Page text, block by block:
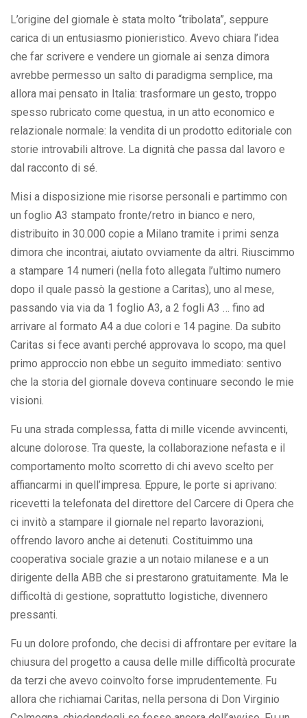
L’origine del giornale è stata molto “tribolata”, seppure
carica di un entusiasmo pionieristico. Avevo chiara l’idea
che far scrivere e vendere un giornale ai senza dimora
avrebbe permesso un salto di paradigma semplice, ma
allora mai pensato in Italia: trasformare un gesto, troppo
spesso rubricato come questua, in un atto economico e
relazionale normale: la vendita di un prodotto editoriale con
storie introvabili altrove. La dignità che passa dal lavoro e
dal racconto di sé.
Misi a disposizione mie risorse personali e partimmo con
un foglio A3 stampato fronte/retro in bianco e nero,
distribuito in 30.000 copie a Milano tramite i primi senza
dimora che incontrai, aiutato ovviamente da altri. Riuscimmo
a stampare 14 numeri (nella foto allegata l’ultimo numero
dopo il quale passò la gestione a Caritas), uno al mese,
passando via via da 1 foglio A3, a 2 fogli A3 … fino ad
arrivare al formato A4 a due colori e 14 pagine. Da subito
Caritas si fece avanti perché approvava lo scopo, ma quel
primo approccio non ebbe un seguito immediato: sentivo
che la storia del giornale doveva continuare secondo le mie
visioni.
Fu una strada complessa, fatta di mille vicende avvincenti,
alcune dolorose. Tra queste, la collaborazione nefasta e il
comportamento molto scorretto di chi avevo scelto per
affiancarmi in quell’impresa. Eppure, le porte si aprivano:
ricevetti la telefonata del direttore del Carcere di Opera che
ci invitò a stampare il giornale nel reparto lavorazioni,
offrendo lavoro anche ai detenuti. Costituimmo una
cooperativa sociale grazie a un notaio milanese e a un
dirigente della ABB che si prestarono gratuitamente. Ma le
difficoltà di gestione, soprattutto logistiche, divennero
pressanti.
Fu un dolore profondo, che decisi di affrontare per evitare la
chiusura del progetto a causa delle mille difficoltà procurate
da terzi che avevo coinvolto forse imprudentemente. Fu
allora che richiamai Caritas, nella persona di Don Virginio